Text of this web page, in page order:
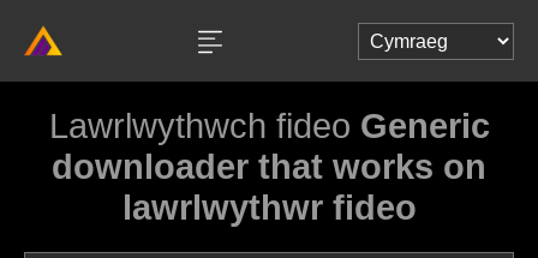
Lawrlwythwch fideo Generic
downloader that works on
lawrlwythwr fideo